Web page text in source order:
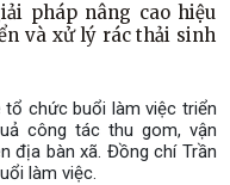
pháp nâng cao hiệu
và xử lý rác thải sinh
tổ chức buổi làm việc triển
công tác thu gom, vận
địa bàn xã. Đồng chí Trần
làm việc.